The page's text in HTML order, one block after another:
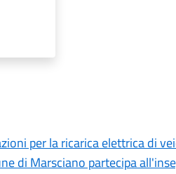
per la ricarica elettrica di
di Marsciano partecipa